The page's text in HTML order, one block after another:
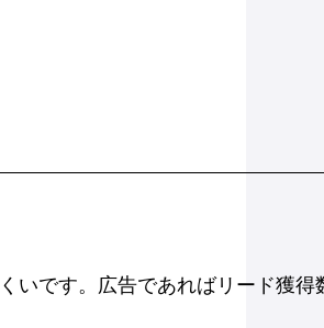
いです。広告であればリード獲